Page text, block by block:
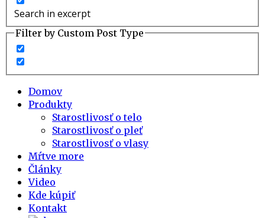
Search in excerpt
Filter by Custom Post Type
Domov
Produkty
Starostlivosť o telo
Starostlivosť o pleť
Starostlivosť o vlasy
Mŕtve more
Články
Video
Kde kúpiť
Kontakt